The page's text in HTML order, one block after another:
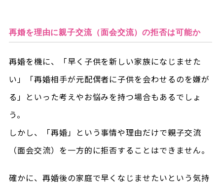
再婚を理由に親子交流（面会交流）の拒否は可能か
再婚を機に、「早く子供を新しい家族になじませた
い」「再婚相手が元配偶者に子供を会わせるのを嫌が
る」といった考えやお悩みを持つ場合もあるでしょ
う。
しかし、「再婚」という事情や理由だけで親子交流
（面会交流）を一方的に拒否することはできません。
確かに、再婚後の家庭で早くなじませたいという気持